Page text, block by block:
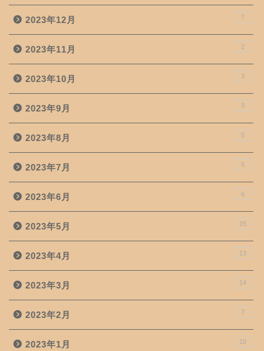
2023年12月 7
2023年11月 2
2023年10月 3
2023年9月 3
2023年8月 5
2023年7月 5
2023年6月 6
2023年5月 15
2023年4月 13
2023年3月 14
2023年2月 7
2023年1月 10